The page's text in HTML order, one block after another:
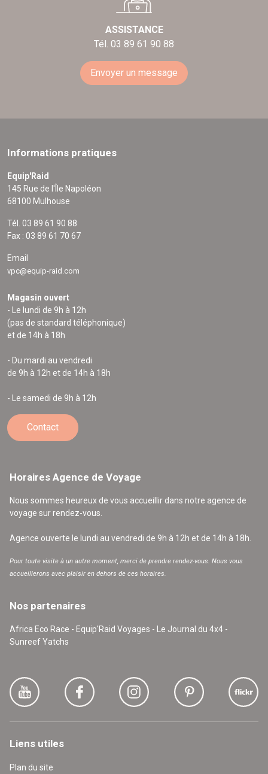
ASSISTANCE
Tél. 03 89 61 90 88
Envoyer un message
Informations pratiques
Equip'Raid
145 Rue de l'Île Napoléon
68100 Mulhouse
Tél. 03 89 61 90 88
Fax : 03 89 61 70 67
Email
vpc@equip-raid.com
Magasin ouvert
- Le lundi de 9h à 12h
(pas de standard téléphonique)
et de 14h à 18h
- Du mardi au vendredi
de 9h à 12h et de 14h à 18h
- Le samedi de 9h à 12h
Contact
Horaires Agence de Voyage
Nous sommes heureux de vous accueillir dans notre agence de
voyage sur rendez-vous.
Agence ouverte le lundi au vendredi de 9h à 12h et de 14h à 18h.
Pour toute visite à un autre moment, merci de prendre rendez-vous. Nous vous
accueillerons avec plaisir en dehors de ces horaires.
Nos partenaires
Africa Eco Race - Equip'Raid Voyages - Le Journal du 4x4 -
Sunreef Yatchs
Liens utiles
Plan du site